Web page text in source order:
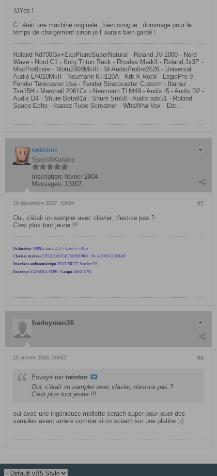
:DYes !
C ' était une machine originale , bien conçue , dommage pour le
temps de chargement sinon je l' aurais bien gardé !
Roland Rd700Gx+ExpPianoSuperNatural - Roland JV-1000 - Nord
Wave - Nord C1 - Korg Triton Rack - Rhodes MarkII - Roland Jx3P -
MacPro8core - Motu2408MkIII - M-AudioProfire2626 - Universal
Audio LA610MkII - Neumann KH120A - Krk K-Rock - LogicPro 9 -
Fender Telecaster Usa - Fender Stratocaster Custom - Ibanez
Tsa15H - Marshall 2061Cx - Neumann TLM49 - Audix i5 - Audix D2 -
Audix D4 - Shure Beta91a - Shure Sm58 - Audix adx51 - Roland
Space Echo - Ibanez Tube Screamer - WhaWha Vox - Etc...
twinton
SpectAKulaire
Inscription: février 2004
Messages: 13307
#5
16 décembre 2007, 15h04
Oui, c'était un sampler avec clavier, n'est-ce pas ?
C'est plus tout jeune !!!
Ordinateur APPLE Imac 21,5"- Core I5 - 8Go
Claviers maitres STUDIOLOGIC SL990 PRO - M-AUDIO CODE49
Interface audionumérique FOCUSRITE Scarlett 2i2
Enceintes YAMAHA MSP5 / Casque AKG K701
harleyman36
#6
15 janvier 2008, 20h57
Envoyé par twinton
Oui, c'était un sampler avec clavier, n'est-ce pas ?
C'est plus tout jeune !!!
oui avec une ingénieuse mollette scrach super pour jouer des
samples avant arriere comme si on scrach sur une platine ;-)